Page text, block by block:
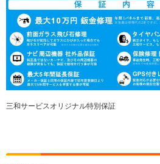
三和サービスオリジナル特別保証